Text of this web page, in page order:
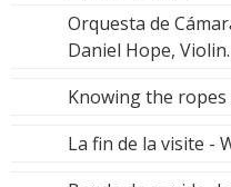
Orquesta de
Daniel Hope, Violin.
Knowing the ropes
La fin de la visite -